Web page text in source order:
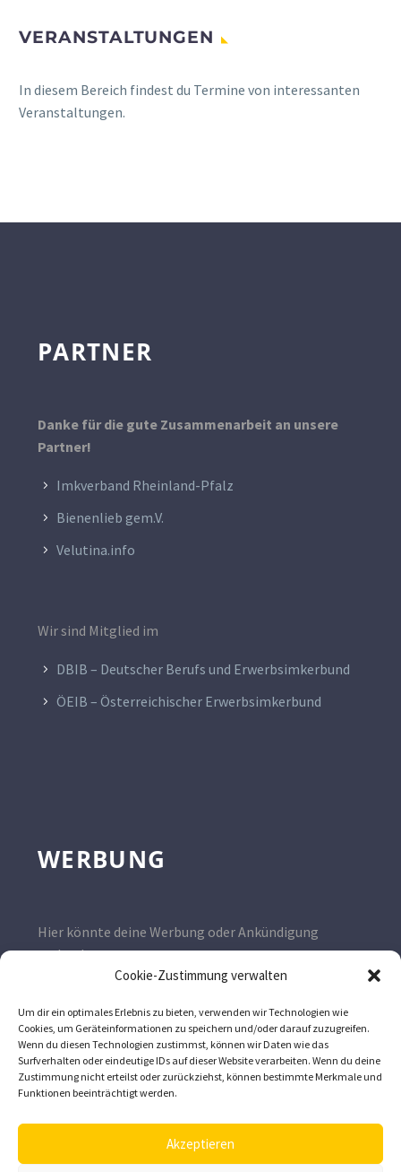
Cookie-Zustimmung verwalten
Um dir ein optimales Erlebnis zu bieten, verwenden wir Technologien wie
Cookies, um Geräteinformationen zu speichern und/oder darauf zuzugreifen.
Wenn du diesen Technologien zustimmst, können wir Daten wie das
Surfverhalten oder eindeutige IDs auf dieser Website verarbeiten. Wenn du deine
Zustimmung nicht erteilst oder zurückziehst, können bestimmte Merkmale und
Funktionen beeinträchtigt werden.
Akzeptieren
VERANSTALTUNGEN
In diesem Bereich findest du Termine von interessanten
Veranstaltungen.
PARTNER
Danke für die gute Zusammenarbeit an unsere
Partner!
Imkverband Rheinland-Pfalz
Bienenlieb gem.V.
Velutina.info
Wir sind Mitglied im
DBIB – Deutscher Berufs und Erwerbsimkerbund
ÖEIB – Österreichischer Erwerbsimkerbund
WERBUNG
Hier könnte deine Werbung oder Ankündigung
stehen!